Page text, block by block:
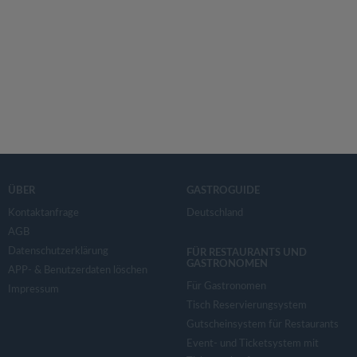
ÜBER
Kontaktanfrage
AGB
Datenschutzerklärung
APP- & Benutzerdaten löschen
Impressum
GASTROGUIDE
Deutschland
FÜR RESTAURANTS UND
GASTRONOMEN
Für Gastronomen
Tisch Reservierungsystem
Gutscheinsystem für Restaurants
Event- und Ticketsystem mit